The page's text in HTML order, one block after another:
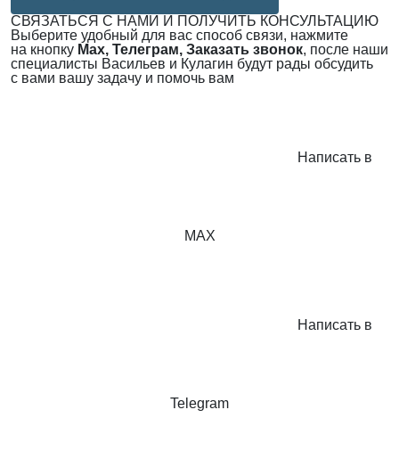
СВЯЗАТЬСЯ С НАМИ И ПОЛУЧИТЬ КОНСУЛЬТАЦИЮ
Выберите удобный для вас способ связи, нажмите
на кнопку Max, Телеграм, Заказать звонок, после наши
специалисты Васильев и Кулагин будут рады обсудить
с вами вашу задачу и помочь вам
Написать в
MAX
Написать в
Telegram